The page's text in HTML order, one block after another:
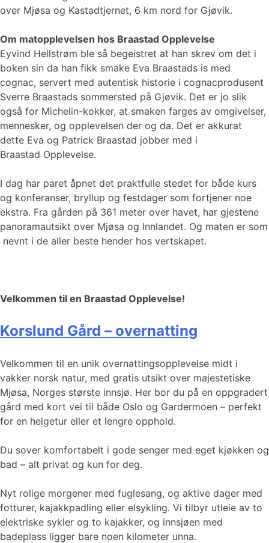
over Mjøsa og Kastadtjernet, 6 km nord for Gjøvik.
Om matopplevelsen hos Braastad Opplevelse
Eyvind Hellstrøm ble så begeistret at han skrev om det i
boken sin da han fikk smake Eva Braastads is med
cognac, servert med autentisk historie i cognacprodusent
Sverre Braastads sommersted på Gjøvik. Det er jo slik
også for Michelin-kokker, at smaken farges av omgivelser,
mennesker, og opplevelsen der og da. Det er akkurat
dette Eva og Patrick Braastad jobber med i
Braastad Opplevelse.
I dag har paret åpnet det praktfulle stedet for både kurs
og konferanser, bryllup og festdager som fortjener noe
ekstra. Fra gården på 361 meter over havet, har gjestene
panoramautsikt over Mjøsa og Innlandet. Og maten er som
nevnt i de aller beste hender hos vertskapet.
Velkommen til en Braastad Opplevelse!
Korslund Gård – overnatting
Velkommen til en unik overnattingsopplevelse midt i
vakker norsk natur, med gratis utsikt over majestetiske
Mjøsa, Norges største innsjø. Her bor du på en oppgradert
gård med kort vei til både Oslo og Gardermoen – perfekt
for en helgetur eller et lengre opphold.
Du sover komfortabelt i gode senger med eget kjøkken og
bad – alt privat og kun for deg.
Nyt rolige morgener med fuglesang, og aktive dager med
fotturer, kajakkpadling eller elsykling. Vi tilbyr utleie av to
elektriske sykler og to kajakker, og innsjøen med
badeplass ligger bare noen kilometer unna.